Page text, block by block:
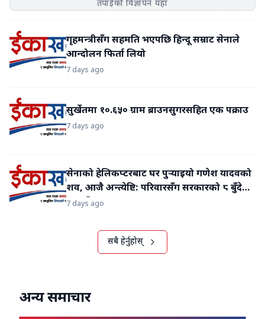
जना मात्रै थिए। डेरा गरी बसेका रौतहट कटहरिया नगरपालिका ७ घर
गोरखामा उपचार भइरहेको छ।
तपाईंको विज्ञापन यहाँ
गृहमन्त्रीसँग सहमति भएपछि हिन्दू सम्राट सेनाले
आन्दोलन फिर्ता लियो
7 days ago
सुर्खेतमा १०.६५० ग्राम ब्राउनसुगरसहित एक पक्राउ
7 days ago
सेनाको हेलिकप्टरबाट घर पुर्‍याइयो गणेश यादवको
शव, आजै अन्त्येष्टि: परिवारसँग सरकारको ८ बुँदे
सहमति
7 days ago
सबै हेर्नुहोस्
अन्य समाचार